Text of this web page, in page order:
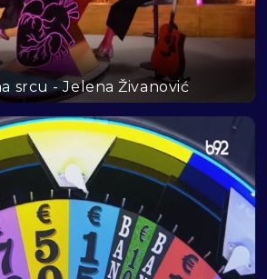
srcu - Jelena Živanović